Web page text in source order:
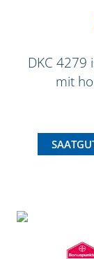
DKC 4279
mit